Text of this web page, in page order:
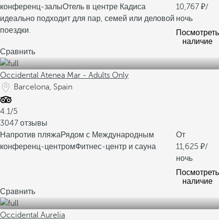
конференц-залыОтель в центре Кадиса
идеально подходит для пар, семей или деловой
поездки.
10,767
/
ночь
Посмотреть
наличие
Сравнить
Occidental Atenea Mar - Adults Only
Barcelona, Spain
4.1/5
3047 отзывы
Напротив пляжаРядом с Международным
конференц-центромФитнес-центр и сауна
От
11,625
/
ночь
Посмотреть
наличие
Сравнить
Occidental Aurelia